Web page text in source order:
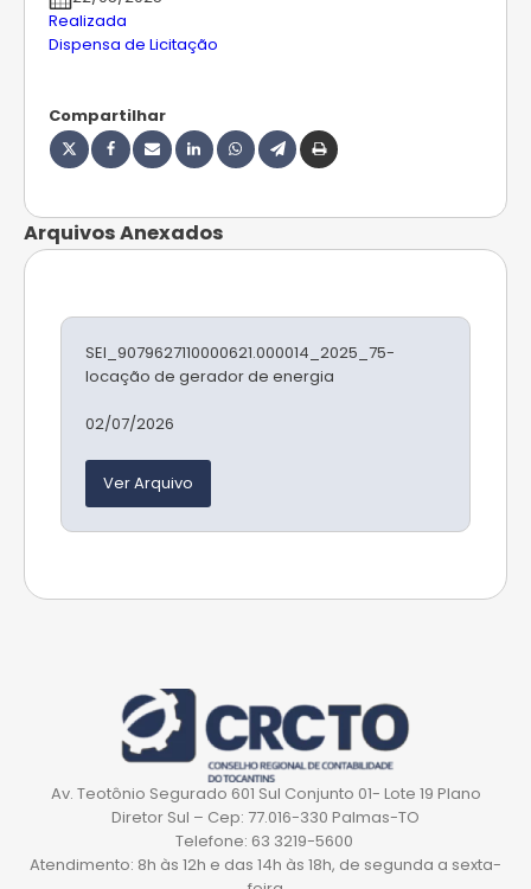
Realizada
Dispensa de Licitação
Compartilhar
Arquivos Anexados
SEI_9079627110000621.000014_2025_75-
locação de gerador de energia
02/07/2026
Ver Arquivo
Av. Teotônio Segurado 601 Sul Conjunto 01- Lote 19 Plano
Diretor Sul – Cep: 77.016-330 Palmas-TO
Telefone: 63 3219-5600
Atendimento: 8h às 12h e das 14h às 18h, de segunda a sexta-